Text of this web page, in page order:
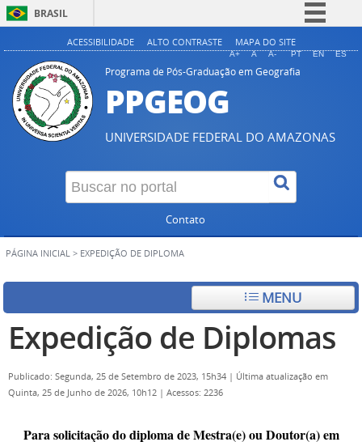
BRASIL
Simplifique!
Comunica BR
Acesso à informação
Legislação
Canais
ACESSIBILIDADE ALTO CONTRASTE MAPA DO SITE
A+ A A- PT EN ES
Programa de Pós-Graduação em Geografia
PPGEOG
UNIVERSIDADE FEDERAL DO AMAZONAS
Contato
PÁGINA INICIAL > EXPEDIÇÃO DE DIPLOMA
MENU
Expedição de Diplomas
Publicado: Segunda, 25 de Setembro de 2023, 15h34 | Última atualização em
Quinta, 25 de Junho de 2026, 10h12 | Acessos: 2236
Para solicitação do diploma de Mestra(e) ou Doutor(a) em